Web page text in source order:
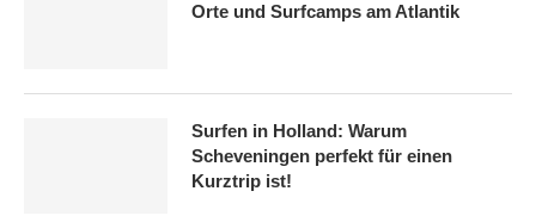
Orte und Surfcamps am Atlantik
Surfen in Holland: Warum
Scheveningen perfekt für einen
Kurztrip ist!